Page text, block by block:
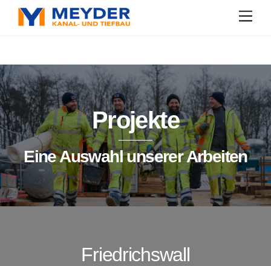
Skip
Projekte
Eine Auswahl unserer Arbeiten
Friedrichswall